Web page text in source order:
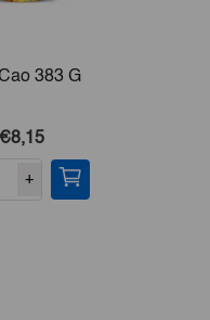
383 G
€8,15
+